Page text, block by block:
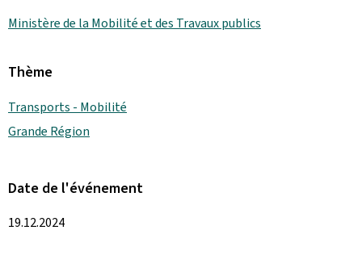
Ministère de la Mobilité et des Travaux publics
Thème
Transports - Mobilité
Grande Région
Date de l'événement
19.12.2024